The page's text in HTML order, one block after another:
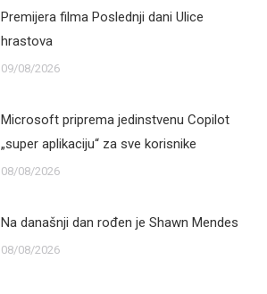
Premijera filma Poslednji dani Ulice
hrastova
09/08/2026
Microsoft priprema jedinstvenu Copilot
„super aplikaciju“ za sve korisnike
08/08/2026
Na današnji dan rođen je Shawn Mendes
08/08/2026